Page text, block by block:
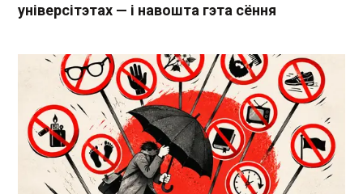
універсітэтах — і навошта гэта сёння